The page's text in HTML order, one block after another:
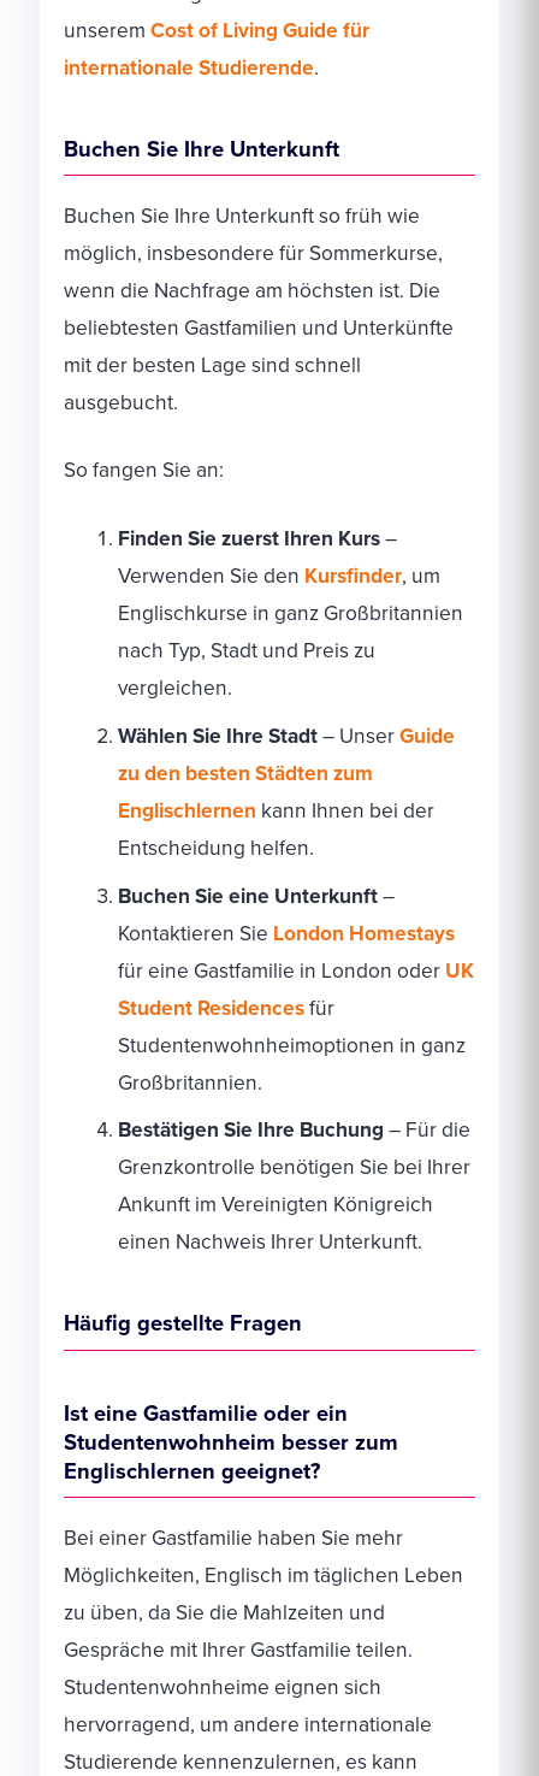
unserem Cost of Living Guide für
internationale Studierende.
Buchen Sie Ihre Unterkunft
Buchen Sie Ihre Unterkunft so früh wie
möglich, insbesondere für Sommerkurse,
wenn die Nachfrage am höchsten ist. Die
beliebtesten Gastfamilien und Unterkünfte
mit der besten Lage sind schnell
ausgebucht.
So fangen Sie an:
Finden Sie zuerst Ihren Kurs–
Verwenden Sie den Kursfinder, um
Englischkurse in ganz Großbritannien
nach Typ, Stadt und Preis zu
vergleichen.
Wählen Sie Ihre Stadt– UnserGuide
zu den besten Städten zum
Englischlernen kann Ihnen bei der
Entscheidung helfen.
Buchen Sie eine Unterkunft–
Kontaktieren Sie London Homestays
für eine Gastfamilie in London oder UK
Student Residencesfür
Studentenwohnheimoptionen in ganz
Großbritannien.
Bestätigen Sie Ihre Buchung – Für die
Grenzkontrolle benötigen Sie bei Ihrer
Ankunft im Vereinigten Königreich
einen Nachweis Ihrer Unterkunft.
Häufig gestellte Fragen
Ist eine Gastfamilie oder ein
Studentenwohnheim besser zum
Englischlernen geeignet?
Bei einer Gastfamilie haben Sie mehr
Möglichkeiten, Englisch im täglichen Leben
zu üben, da Sie die Mahlzeiten und
Gespräche mit Ihrer Gastfamilie teilen.
Studentenwohnheime eignen sich
hervorragend, um andere internationale
Studierende kennenzulernen, es kann